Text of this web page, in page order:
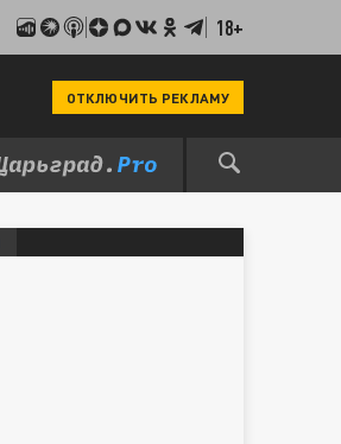
18+
ОТКЛЮЧИТЬ РЕКЛАМУ